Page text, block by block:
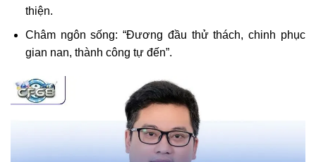
thiện.
Châm ngôn sống: “Đương đầu thử thách, chinh phục
gian nan, thành công tự đến”.